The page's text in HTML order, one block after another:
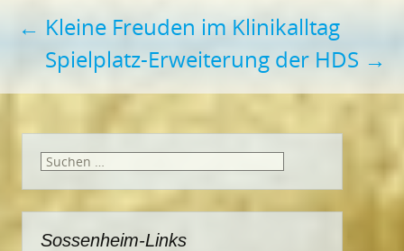
Beitragsnavigation
← Kleine Freuden im Klinikalltag
Spielplatz-Erweiterung der HDS →
Suchen
Sossenheim-Links